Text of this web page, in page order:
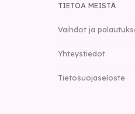
TIETOA MEISTÄ
Vaihdot ja
Yhteystiedot
Tietosuojaseloste